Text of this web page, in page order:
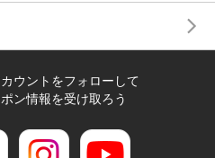
ウントをフォローして
ン情報を受け取ろう